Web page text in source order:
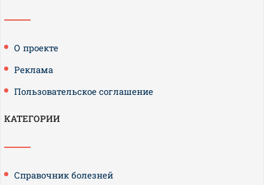
О проекте
Реклама
Пользовательское соглашение
КАТЕГОРИИ
Справочник болезней